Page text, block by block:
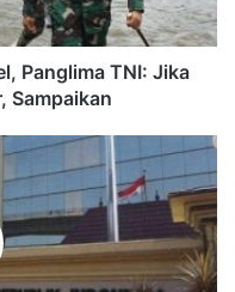
Panglima TNI: Jika
Sampaikan